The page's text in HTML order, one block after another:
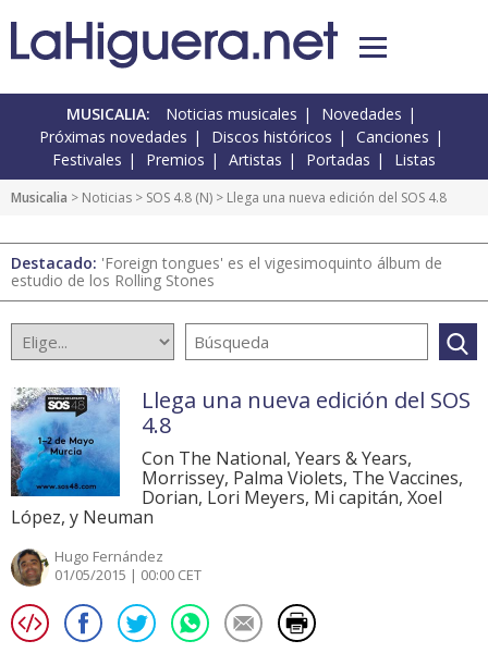
MUSICALIA: Noticias musicales
Novedades
Próximas novedades
Discos históricos
Canciones
Festivales
Premios Artistas Portadas Listas
Musicalia > Noticias > SOS 4.8 (N) > Llega una nueva edición del SOS 4.8
Destacado: 'Foreign tongues' es el vigesimoquinto álbum de
estudio de los Rolling Stones
Llega una nueva edición del SOS
4.8
Con The National, Years & Years,
Morrissey, Palma Violets, The Vaccines,
Dorian, Lori Meyers, Mi capitán, Xoel
López, y Neuman
Hugo Fernández
01/05/2015 | 00:00 CET